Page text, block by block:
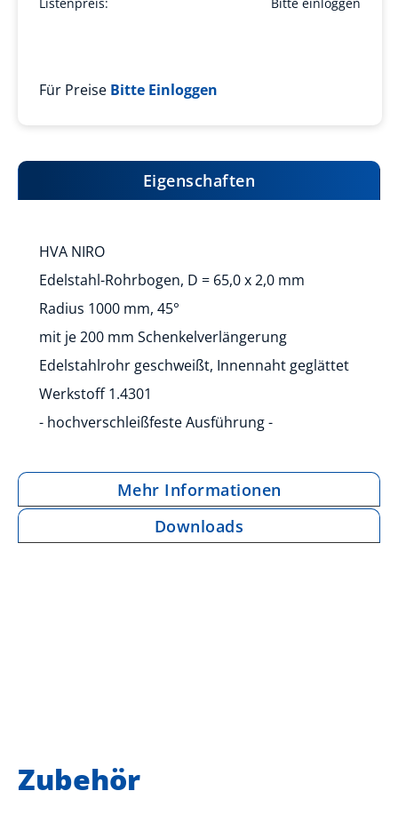
Für Preise Bitte Einloggen
Eigenschaften
HVA NIRO
Edelstahl-Rohrbogen, D = 65,0 x 2,0 mm
Radius 1000 mm, 45°
mit je 200 mm Schenkelverlängerung
Edelstahlrohr geschweißt, Innennaht geglättet
Werkstoff 1.4301
- hochverschleißfeste Ausführung -
Mehr Informationen
Downloads
Zubehör